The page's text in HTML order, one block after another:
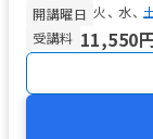
開講曜日 火 水
受講料 11,550